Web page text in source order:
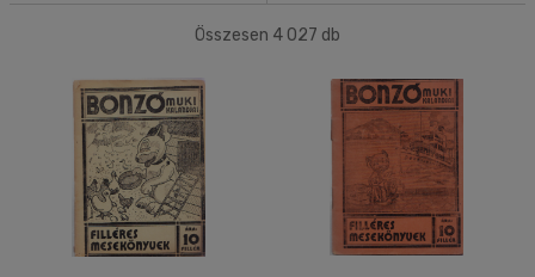
Gyermek(109)
0 - 3 év(11)
3 - 6 év(42)
mind(52)
Ifjúsági(62)
Összesen 4 027 db